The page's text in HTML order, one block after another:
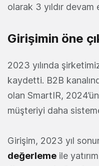
olarak 3 yıldır
Girişimin öne
2023 yılında
kaydetti. B2B
olan SmartIR,
müşteriyi daha
Girişim, 2023 yıl
değerleme ile